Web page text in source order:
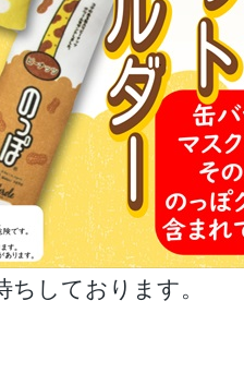
しております。